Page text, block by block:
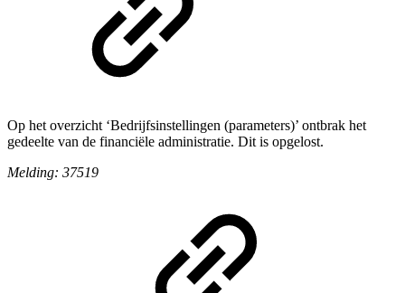
Op het overzicht ‘Bedrijfsinstellingen (parameters)’ ontbrak het
gedeelte van de financiële administratie. Dit is opgelost.
Melding: 37519